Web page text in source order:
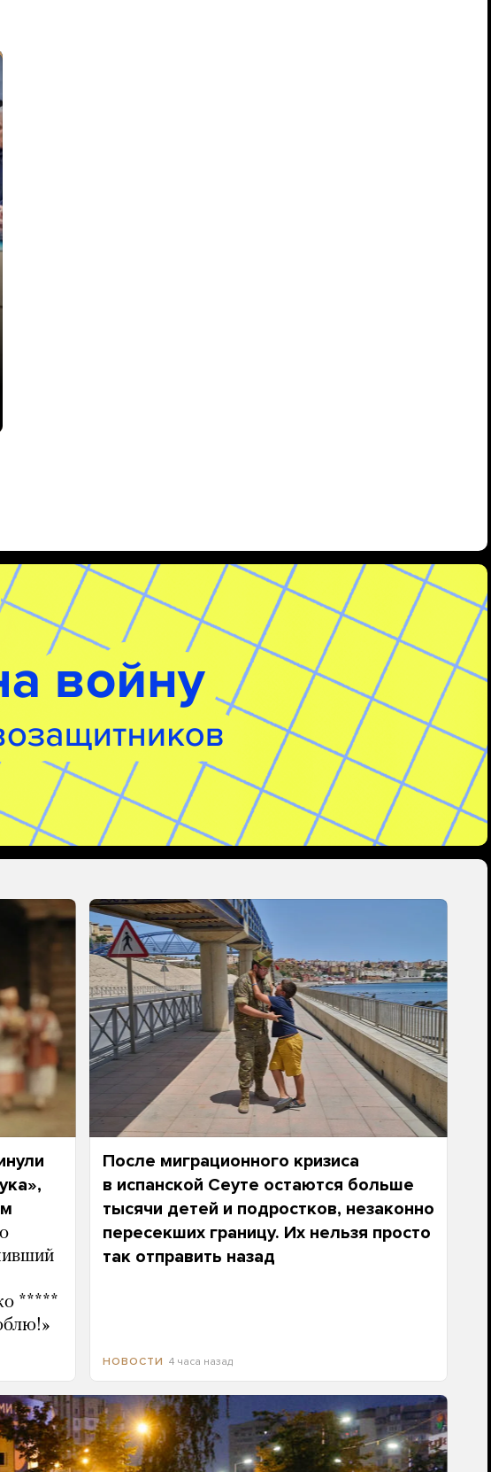
*****
После миграционного кризиса
в испанской Сеуте остаются больше
тысячи детей и подростков, незаконно
пересекших границу. Их нельзя просто
так отправить назад
НОВОСТИ 4 часа назад